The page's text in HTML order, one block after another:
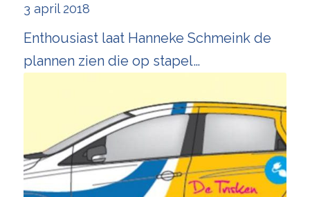
3 april 2018
Enthousiast laat Hanneke Schmeink de
plannen zien die op stapel…